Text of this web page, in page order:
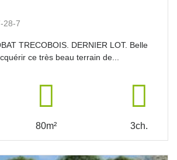
28-7
TRECOBOIS. DERNIER LOT. Belle
ce très beau terrain de...
80m² 3ch.